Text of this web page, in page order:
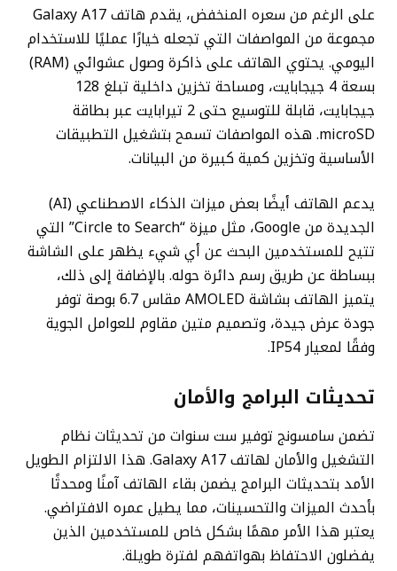
على الرغم من سعره المنخفض، يقدم هاتف Galaxy A17
مجموعة من المواصفات التي تجعله خيارًا عمليًا للاستخدام
اليومي. يحتوي الهاتف على ذاكرة وصول عشوائي (RAM)
بسعة 4 جيجابايت، ومساحة تخزين داخلية تبلغ 128
جيجابايت، قابلة للتوسيع حتى 2 تيرابايت عبر بطاقة
microSD. هذه المواصفات تسمح بتشغيل التطبيقات
الأساسية وتخزين كمية كبيرة من البيانات.
يدعم الهاتف أيضًا بعض ميزات الذكاء الاصطناعي (AI)
الجديدة من Google، مثل ميزة “Circle to Search” التي
تتيح للمستخدمين البحث عن أي شيء يظهر على الشاشة
ببساطة عن طريق رسم دائرة حوله. بالإضافة إلى ذلك،
يتميز الهاتف بشاشة AMOLED مقاس 6.7 بوصة توفر
جودة عرض جيدة، وتصميم متين مقاوم للعوامل الجوية
وفقًا لمعيار IP54.
تحديثات البرامج والأمان
تضمن سامسونج توفير ست سنوات من تحديثات نظام
التشغيل والأمان لهاتف Galaxy A17. هذا الالتزام الطويل
الأمد بتحديثات البرامج يضمن بقاء الهاتف آمنًا ومحدثًا
بأحدث الميزات والتحسينات، مما يطيل عمره الافتراضي.
يعتبر هذا الأمر مهمًا بشكل خاص للمستخدمين الذين
يفضلون الاحتفاظ بهواتفهم لفترة طويلة.